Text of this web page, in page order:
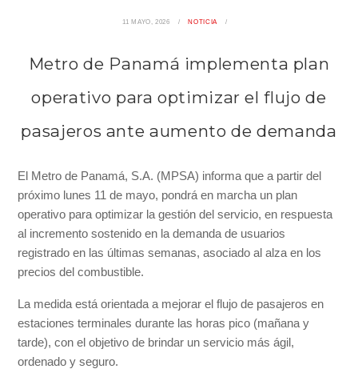
11 MAYO, 2026 NOTICIA
Metro de Panamá implementa plan
operativo para optimizar el flujo de
pasajeros ante aumento de demanda
El Metro de Panamá, S.A. (MPSA) informa que a partir del
próximo lunes 11 de mayo, pondrá en marcha un plan
operativo para optimizar la gestión del servicio, en respuesta
al incremento sostenido en la demanda de usuarios
registrado en las últimas semanas, asociado al alza en los
precios del combustible.
La medida está orientada a mejorar el flujo de pasajeros en
estaciones terminales durante las horas pico (mañana y
tarde), con el objetivo de brindar un servicio más ágil,
ordenado y seguro.